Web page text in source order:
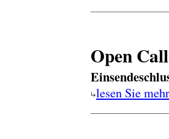
Open
lesen Sie mehr